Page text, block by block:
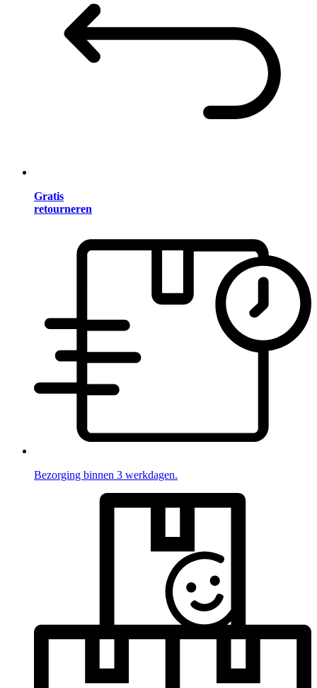
Gratis
retourneren
Bezorging binnen 3 werkdagen.